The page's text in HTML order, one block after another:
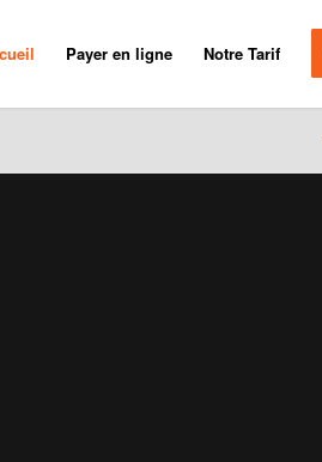
Payer en ligne Notre Tarif